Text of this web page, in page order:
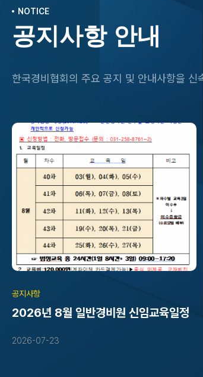
NOTICE
공지사항 안내
한국경비협회의 주요 공지 및 안내사항을 신
공지사항
2026년 8월 일반경비원 신임교육일정
2026-07-23